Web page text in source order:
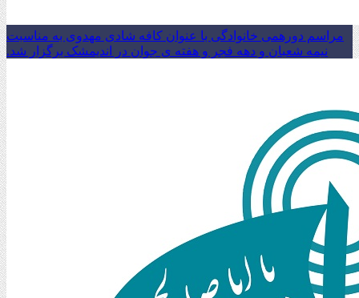
مراسم دورهمی خانوادگی با عنوان کافه شادی مهدوی به مناسبت
نیمه شعبان و دهه فجر و هفته ی جوان در اندیمشک برگزار شد.